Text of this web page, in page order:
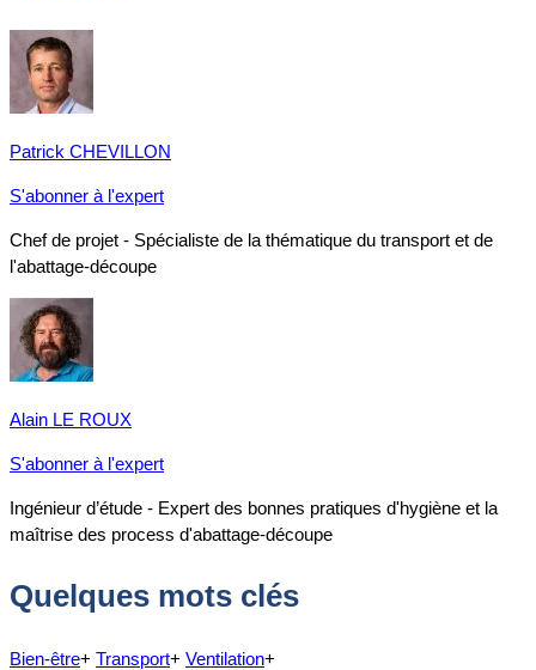
Patrick CHEVILLON
S'abonner à l'expert
Chef de projet - Spécialiste de la thématique du transport et de
l'abattage-découpe
Alain LE ROUX
S'abonner à l'expert
Ingénieur d’étude - Expert des bonnes pratiques d'hygiène et la
maîtrise des process d'abattage-découpe
Quelques mots clés
Bien-être+ Transport+ Ventilation+